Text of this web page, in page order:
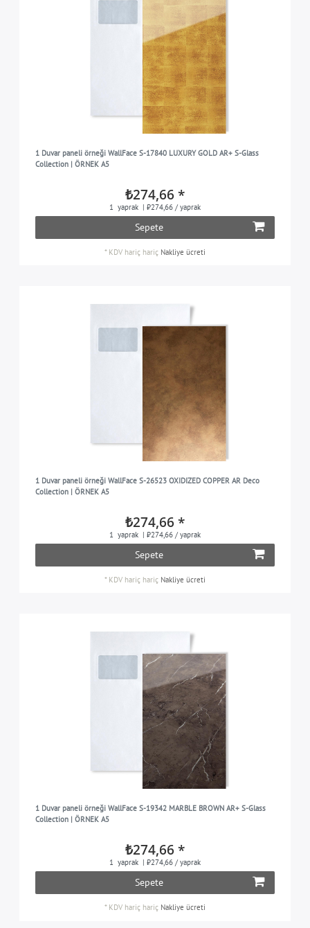
1 Duvar paneli örneği WallFace S-17840 LUXURY GOLD AR+ S-Glass
Collection | ÖRNEK A5
₺274,66 *
1 yaprak | ₺274,66 / yaprak
Sepete
* KDV hariç hariç Nakliye ücreti
1 Duvar paneli örneği WallFace S-26523 OXIDIZED COPPER AR Deco
Collection | ÖRNEK A5
₺274,66 *
1 yaprak | ₺274,66 / yaprak
Sepete
* KDV hariç hariç Nakliye ücreti
1 Duvar paneli örneği WallFace S-19342 MARBLE BROWN AR+ S-Glass
Collection | ÖRNEK A5
₺274,66 *
1 yaprak | ₺274,66 / yaprak
Sepete
* KDV hariç hariç Nakliye ücreti